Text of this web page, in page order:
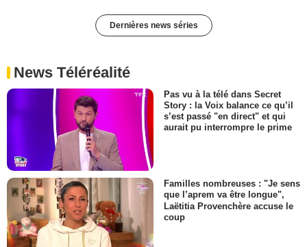
Dernières news séries
News Téléréalité
Pas vu à la télé dans Secret
Story : la Voix balance ce qu’il
s’est passé "en direct" et qui
aurait pu interrompre le prime
Familles nombreuses : "Je sens
que l’aprem va être longue",
Laëtitia Provenchère accuse le
coup